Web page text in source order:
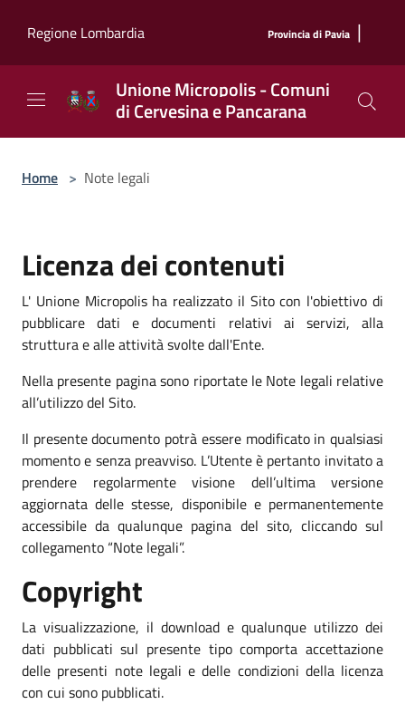
Regione Lombardia
Provincia di Pavia |
Unione Micropolis - Comuni
di Cervesina e Pancarana
Home > Note legali
Licenza dei contenuti
L' Unione Micropolis ha realizzato il Sito con l'obiettivo di
pubblicare dati e documenti relativi ai servizi, alla
struttura e alle attività svolte dall'Ente.
Nella presente pagina sono riportate le Note legali relative
all’utilizzo del Sito.
Il presente documento potrà essere modificato in qualsiasi
momento e senza preavviso. L’Utente è pertanto invitato a
prendere regolarmente visione dell’ultima versione
aggiornata delle stesse, disponibile e permanentemente
accessibile da qualunque pagina del sito, cliccando sul
collegamento “Note legali”.
Copyright
La visualizzazione, il download e qualunque utilizzo dei
dati pubblicati sul presente tipo comporta accettazione
delle presenti note legali e delle condizioni della licenza
con cui sono pubblicati.